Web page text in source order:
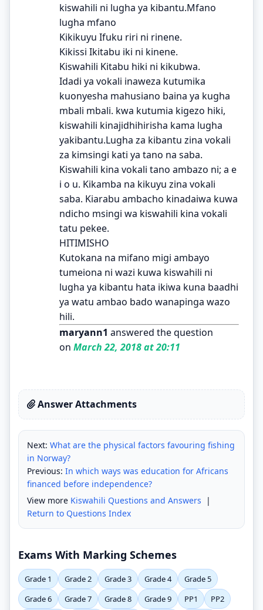
kiswahili ni lugha ya kibantu.Mfano
lugha mfano
Kikikuyu Ifuku riri ni rinene.
Kikissi Ikitabu iki ni kinene.
Kiswahili Kitabu hiki ni kikubwa.
Idadi ya vokali inaweza kutumika
kuonyesha mahusiano baina ya kugha
mbali mbali. kwa kutumia kigezo hiki,
kiswahili kinajidhihirisha kama lugha
yakibantu.Lugha za kibantu zina vokali
za kimsingi kati ya tano na saba.
Kiswahili kina vokali tano ambazo ni; a e
i o u. Kikamba na kikuyu zina vokali
saba. Kiarabu ambacho kinadaiwa kuwa
ndicho msingi wa kiswahili kina vokali
tatu pekee.
HITIMISHO
Kutokana na mifano migi ambayo
tumeiona ni wazi kuwa kiswahili ni
lugha ya kibantu hata ikiwa kuna baadhi
ya watu ambao bado wanapinga wazo
hili.
maryann1 answered the question
on March 22, 2018 at 20:11
Answer Attachments
Next: What are the physical factors favouring fishing
in Norway?
Previous: In which ways was education for Africans
financed before independence?
View more Kiswahili Questions and Answers |
Return to Questions Index
Exams With Marking Schemes
Grade 1 Grade 2 Grade 3 Grade 4
Grade 5
Grade 6
Grade 7 Grade 8 Grade 9 PP1
PP2